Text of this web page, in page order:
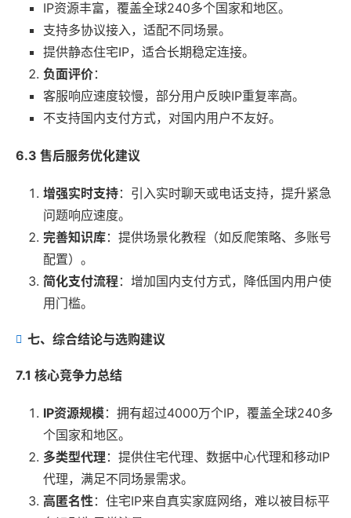
IP资源丰富，覆盖全球240多个国家和地区。
支持多协议接入，适配不同场景。
提供静态住宅IP，适合长期稳定连接。
负面评价：
客服响应速度较慢，部分用户反映IP重复率高。
不支持国内支付方式，对国内用户不友好。
6.3 售后服务优化建议
增强实时支持：引入实时聊天或电话支持，提升紧急
问题响应速度。
完善知识库：提供场景化教程（如反爬策略、多账号
配置）。
简化支付流程：增加国内支付方式，降低国内用户使
用门槛。
七、综合结论与选购建议
7.1 核心竞争力总结
IP资源规模：拥有超过4000万个IP，覆盖全球240多
个国家和地区。
多类型代理 ：提供住宅代理、数据中心代理和移动IP
代理，满足不同场景需求。
高匿名性 ：住宅IP来自真实家庭网络，难以被目标平